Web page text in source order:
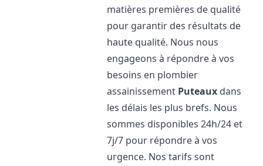
matières premières de qualité
pour garantir des résultats de
haute qualité. Nous nous
engageons à répondre à vos
besoins en plombier
assainissement Puteaux dans
les délais les plus brefs. Nous
sommes disponibles 24h/24 et
7j/7 pour répondre à vos
urgence. Nos tarifs sont